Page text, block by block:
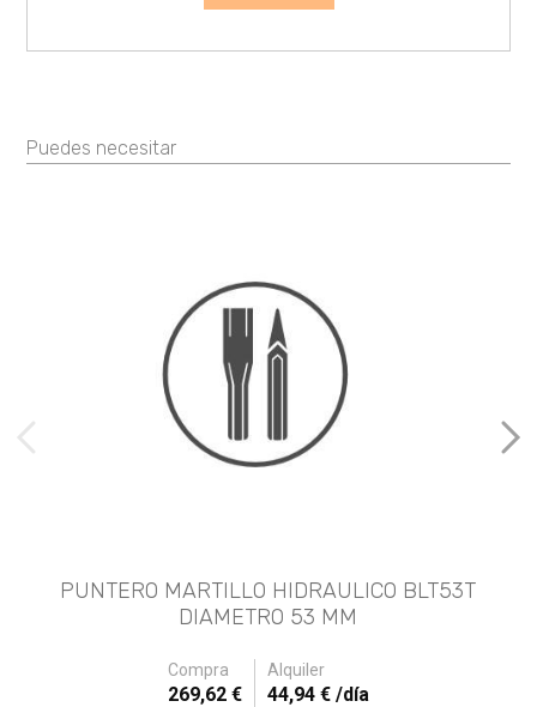
Puedes necesitar
PUNTERO MARTILLO HIDRAULICO BLT53T
DIAMETRO 53 MM
Compra Alquiler
269,62 € 44,94 € /día
imágenes anteriores